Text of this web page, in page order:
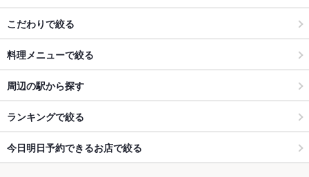
こだわりで絞る
料理メニューで絞る
周辺の駅から探す
ランキングで絞る
今日明日予約できるお店で絞る